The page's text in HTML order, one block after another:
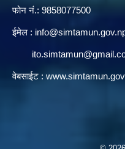
फोन नं.: 9858077500
ईमेल‌ :
वेबसाईट :